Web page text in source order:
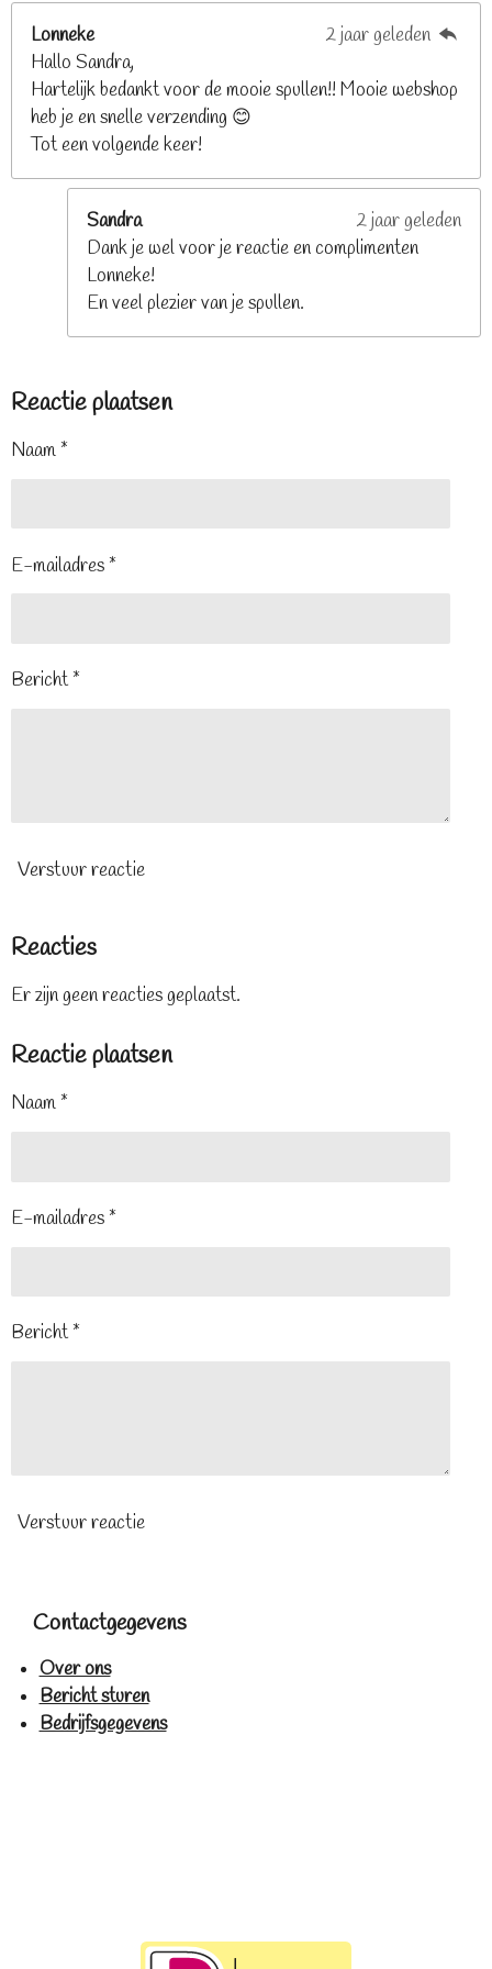
Lonneke
2 jaar geleden
Hallo Sandra,
Hartelijk bedankt voor de mooie spullen!! Mooie webshop
heb je en snelle verzending 😊
Tot een volgende keer!
Sandra
2 jaar geleden
Dank je wel voor je reactie en complimenten
Lonneke!
En veel plezier van je spullen.
Reactie plaatsen
Naam *
E-mailadres *
Bericht *
Verstuur reactie
Reacties
Er zijn geen reacties geplaatst.
Reactie plaatsen
Naam *
E-mailadres *
Bericht *
Verstuur reactie
Contactgegevens
Over ons
Bericht sturen
Bedrijfsgegevens